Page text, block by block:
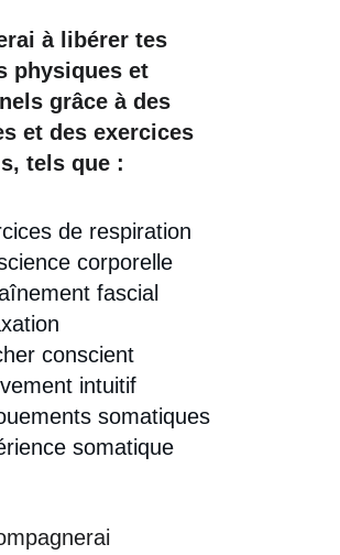
à libérer tes
physiques et
grâce à des
et des exercices
tels que :
de respiration
corporelle
fascial
conscient
intuitif
somatiques
somatique